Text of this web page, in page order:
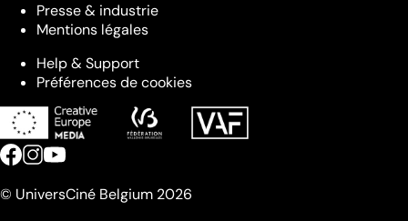
Presse & industrie
Mentions légales
Help & Support
Préférences de cookies
© UniversCiné Belgium 2026